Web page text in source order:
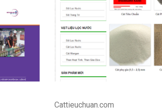
Cattieuchuan.com